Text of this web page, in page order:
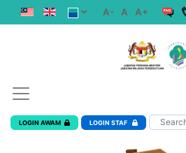
A- A A+
LOGIN AWAM LOGIN STAF